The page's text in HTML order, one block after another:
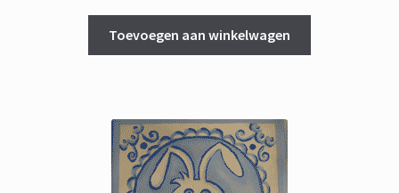
Toevoegen aan winkelwagen